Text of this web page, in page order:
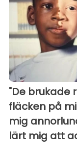
"De brukade
fläcken på
mig
lärt mig att